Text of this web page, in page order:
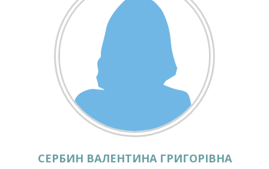
СЕРБИН ВАЛЕНТИНА ГРИГОРІВНА